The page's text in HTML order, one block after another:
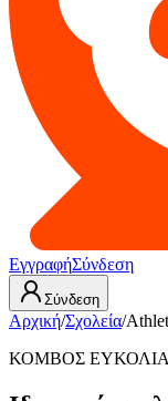
ΕγγραφήΣύνδεση
Σύνδεση
Αρχική/Σχολεία/
ΚΟΜΒΟΣ ΕΥΚΟΛΙΑ